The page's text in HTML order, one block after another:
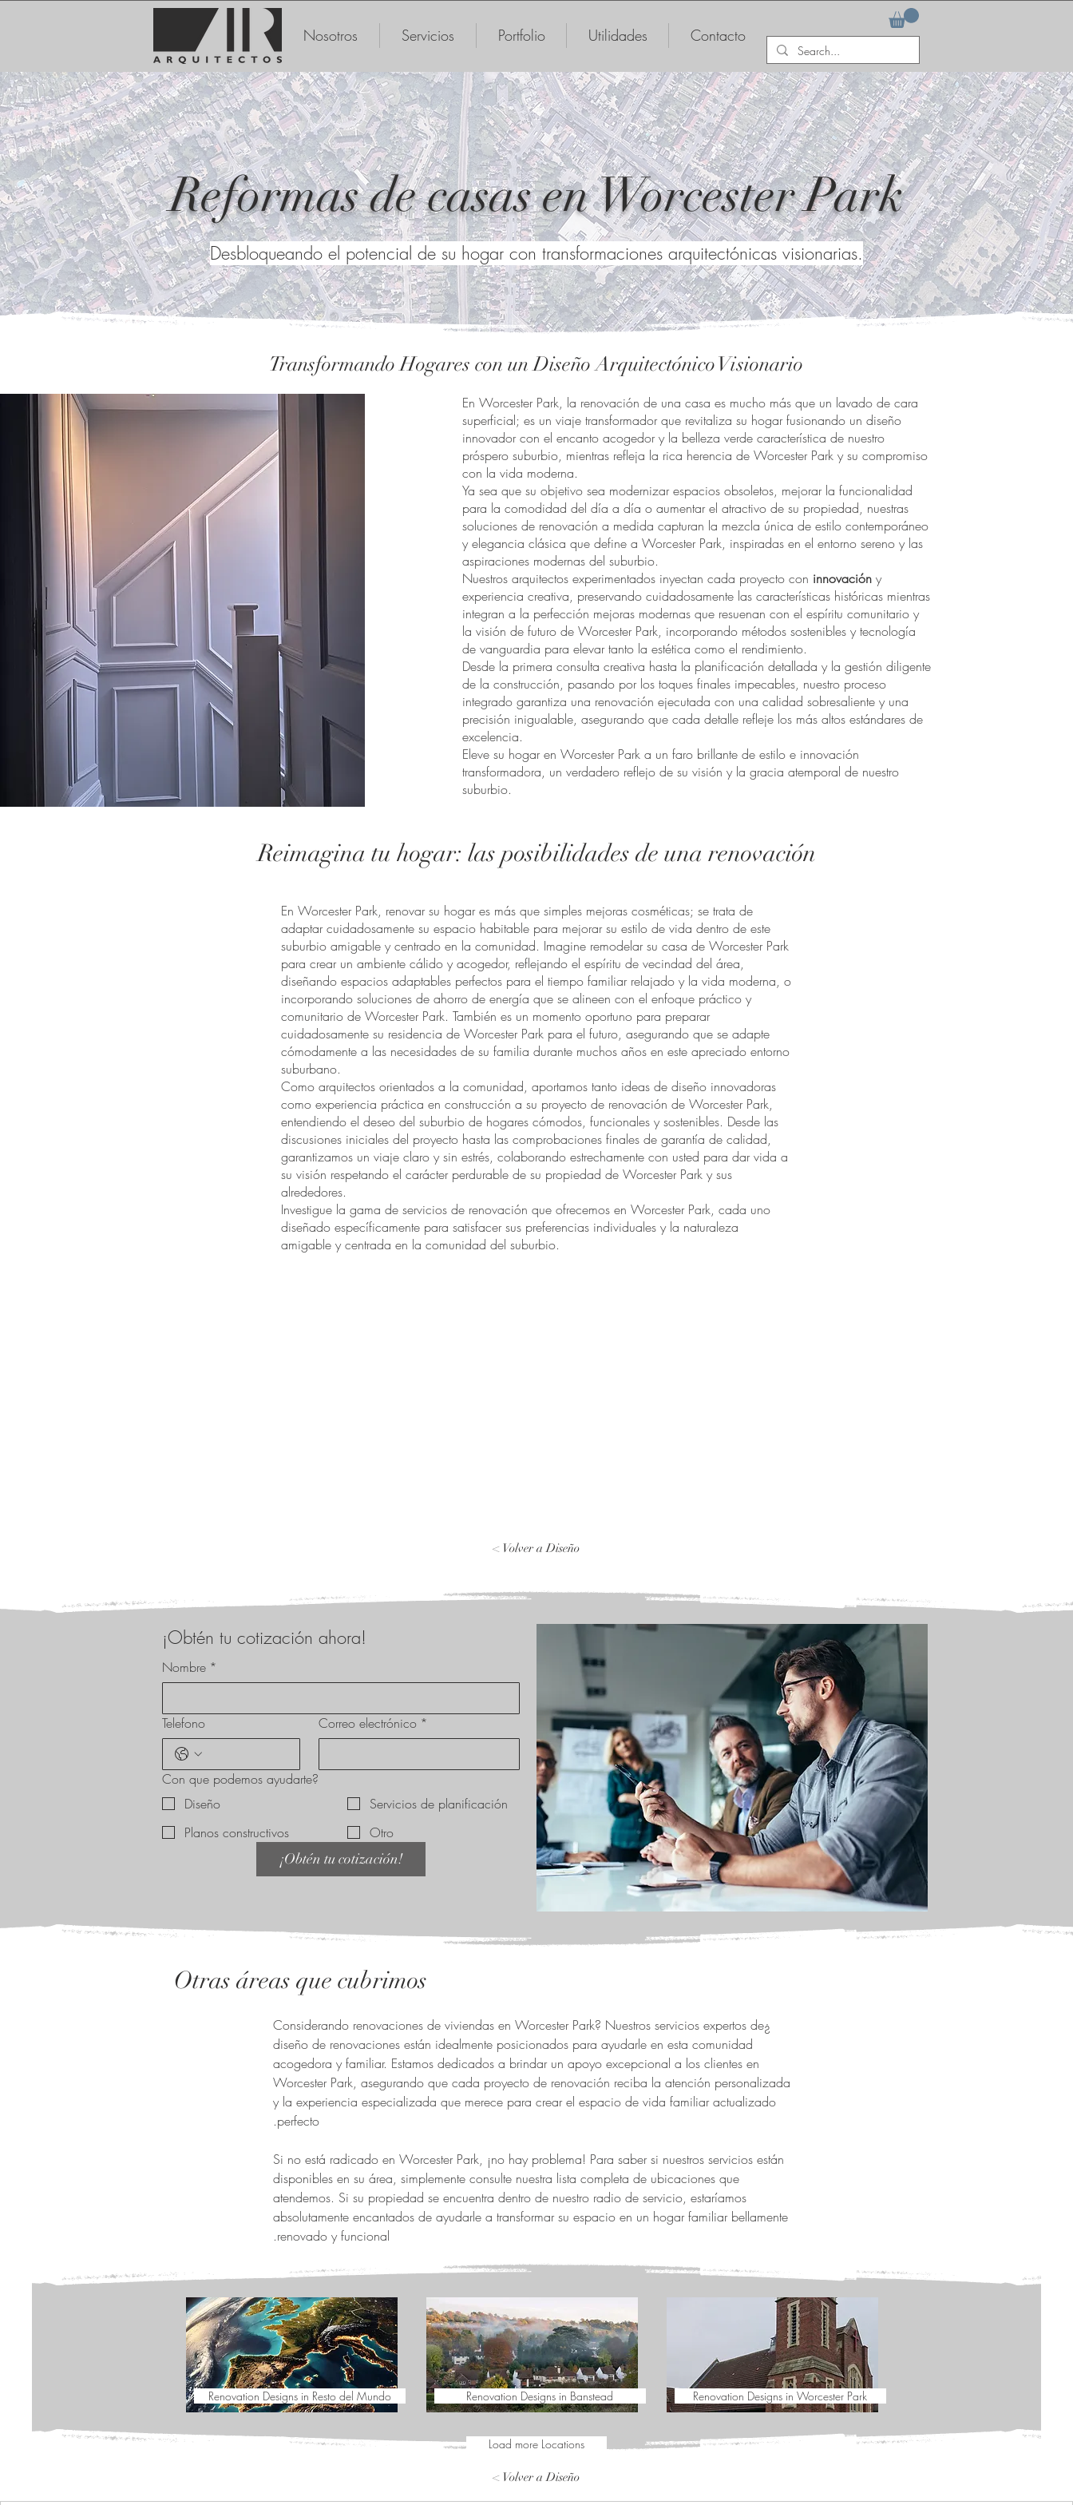
Nosotros Servicios Portfolio Utilidades Contacto
Reformas de casas en Worcester Park
Desbloqueando el potencial de su hogar con transformaciones arquitectónicas visionarias.
Transformando Hogares con un Diseño Arquitectónico Visionario
En Worcester Park, la renovación de una casa es mucho más que un lavado de cara
superficial; es un viaje transformador que revitaliza su hogar fusionando un diseño
innovador con el encanto acogedor y la belleza verde característica de nuestro
próspero suburbio, mientras refleja la rica herencia de Worcester Park y su compromiso
con la vida moderna.
Ya sea que su objetivo sea modernizar espacios obsoletos, mejorar la funcionalidad
para la comodidad del día a día o aumentar el atractivo de su propiedad, nuestras
soluciones de renovación a medida capturan la mezcla única de estilo contemporáneo
y elegancia clásica que define a Worcester Park, inspiradas en el entorno sereno y las
aspiraciones modernas del suburbio.
Nuestros arquitectos experimentados inyectan cada proyecto con innovacióny
experiencia creativa, preservando cuidadosamente las características históricas mientras
integran a la perfección mejoras modernas que resuenan con el espíritu comunitario y
la visión de futuro de Worcester Park, incorporando métodos sostenibles y tecnología
de vanguardia para elevar tanto la estética como el rendimiento.
Desde la primera consulta creativa hasta la planificación detallada y la gestión diligente
de la construcción, pasando por los toques finales impecables, nuestro proceso
integrado garantiza una renovación ejecutada con una calidad sobresaliente y una
precisión inigualable, asegurando que cada detalle refleje los más altos estándares de
excelencia.
Eleve su hogar en Worcester Park a un faro brillante de estilo e innovación
transformadora, un verdadero reflejo de su visión y la gracia atemporal de nuestro
suburbio.
Reimagina tu hogar: las posibilidades de una renovación
En Worcester Park, renovar su hogar es más que simples mejoras cosméticas; se trata de
adaptar cuidadosamente su espacio habitable para mejorar su estilo de vida dentro de este
suburbio amigable y centrado en la comunidad. Imagine remodelar su casa de Worcester Park
para crear un ambiente cálido y acogedor, reflejando el espíritu de vecindad del área,
diseñando espacios adaptables perfectos para el tiempo familiar relajado y la vida moderna, o
incorporando soluciones de ahorro de energía que se alineen con el enfoque práctico y
comunitario de Worcester Park. También es un momento oportuno para preparar
cuidadosamente su residencia de Worcester Park para el futuro, asegurando que se adapte
cómodamente a las necesidades de su familia durante muchos años en este apreciado entorno
suburbano.
Como arquitectos orientados a la comunidad, aportamos tanto ideas de diseño innovadoras
como experiencia práctica en construcción a su proyecto de renovación de Worcester Park,
entendiendo el deseo del suburbio de hogares cómodos, funcionales y sostenibles. Desde las
discusiones iniciales del proyecto hasta las comprobaciones finales de garantía de calidad,
garantizamos un viaje claro y sin estrés, colaborando estrechamente con usted para dar vida a
su visión respetando el carácter perdurable de su propiedad de Worcester Park y sus
alrededores.
Investigue la gama de servicios de renovación que ofrecemos en Worcester Park, cada uno
diseñado específicamente para satisfacer sus preferencias individuales y la naturaleza
amigable y centrada en la comunidad del suburbio.
< Volver a Diseño
¡Obtén tu cotización ahora!
Nombre *
Telefono Correo electrónico *
Con que podemos ayudarte?
Diseño
Servicios de planificación
Planos constructivos
Otro
¡Obtén tu cotización!
Otras áreas que cubrimos
¿Considerando renovaciones de viviendas en Worcester Park? Nuestros servicios expertos de
diseño de renovaciones están idealmente posicionados para ayudarle en esta comunidad
acogedora y familiar. Estamos dedicados a brindar un apoyo excepcional a los clientes en
Worcester Park, asegurando que cada proyecto de renovación reciba la atención personalizada
y la experiencia especializada que merece para crear el espacio de vida familiar actualizado
perfecto.
Si no está radicado en Worcester Park, ¡no hay problema! Para saber si nuestros servicios están
disponibles en su área, simplemente consulte nuestra lista completa de ubicaciones que
atendemos. Si su propiedad se encuentra dentro de nuestro radio de servicio, estaríamos
absolutamente encantados de ayudarle a transformar su espacio en un hogar familiar bellamente
renovado y funcional.
Renovation Designs in Resto del Mundo Renovation Designs in Banstead Renovation Designs in Worcester Park
Load more Locations
< Volver a Diseño